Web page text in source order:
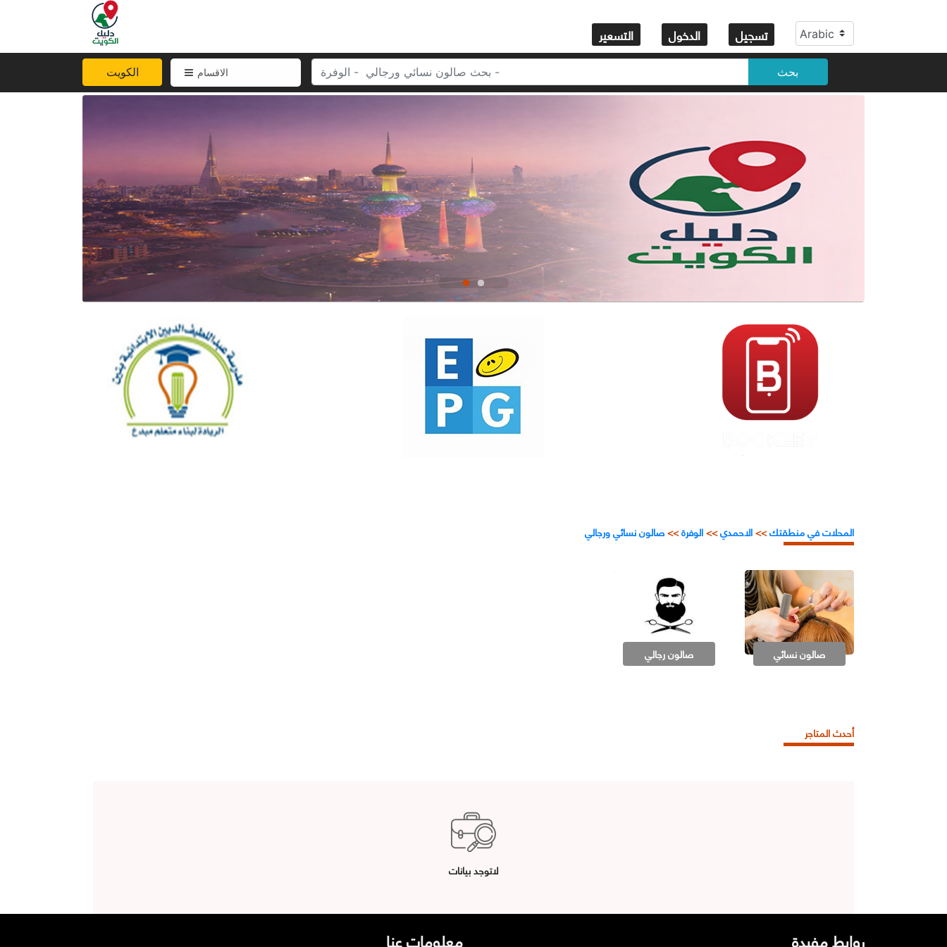
التسعير الدخول تسجيل
الكويت الاقسام بحث
المحلات في منطقتك>>الاحمدي>>الوفرة>>صالون نسائي ورجالي
صالون نسائي صالون رجالي
أحدث المتاجر
لاتوجد بيانات
معلومات عنا روابط مفيدة